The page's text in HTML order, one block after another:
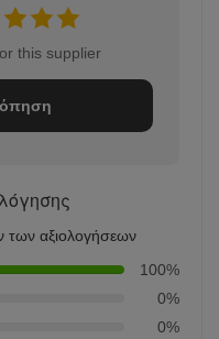
this supplier
των αξιολογήσεων
100%
0%
0%